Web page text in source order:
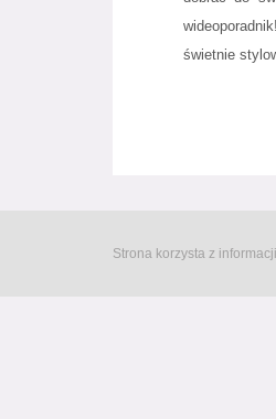
świetnie
Strona korzysta z